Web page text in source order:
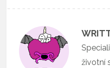
životní